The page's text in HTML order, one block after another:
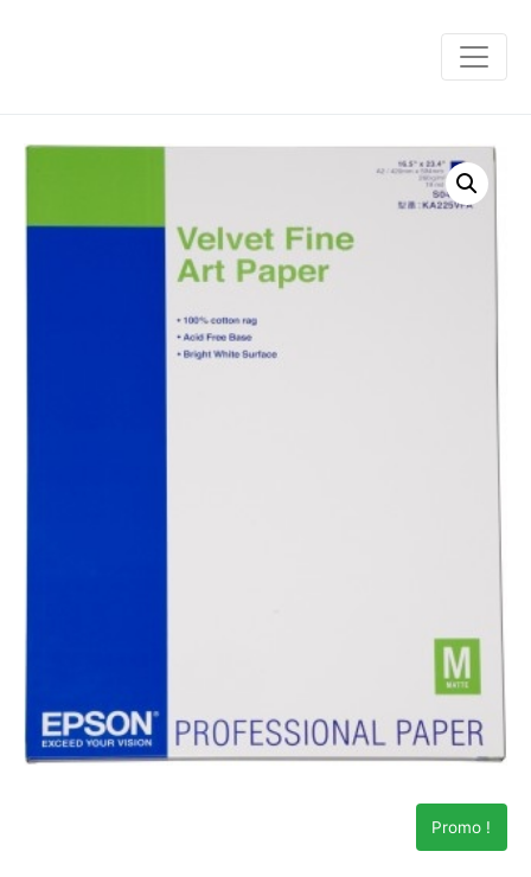
Promo !